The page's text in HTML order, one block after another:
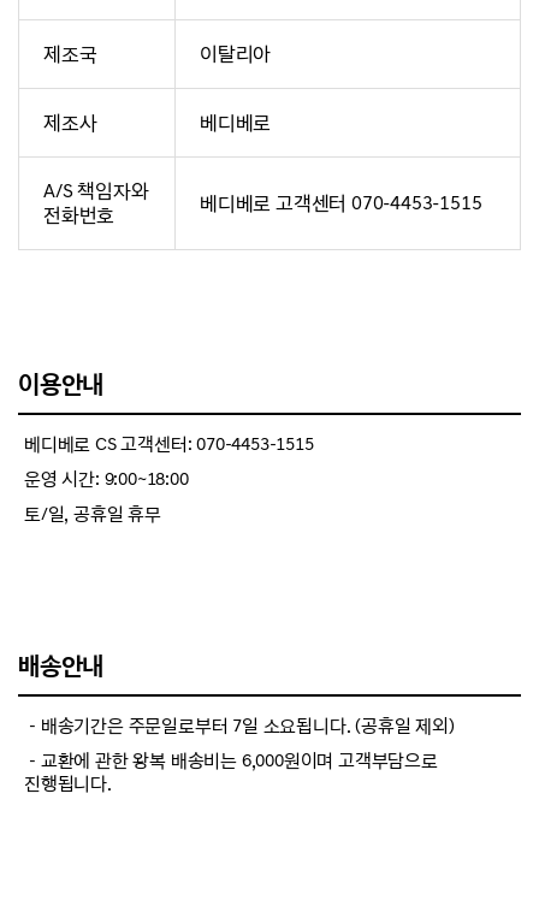
제조국 이탈리아
제조사 베디베로
A/S 책임자와
전화번호
베디베로 고객센터 070-4453-1515
이용안내
베디베로 CS 고객센터: 070-4453-1515
운영 시간: 9:00~18:00
토/일, 공휴일 휴무
배송안내
－배송기간은 주문일로부터 7일 소요됩니다. (공휴일 제외)
－교환에 관한 왕복 배송비는 6,000원이며 고객부담으로
진행됩니다.